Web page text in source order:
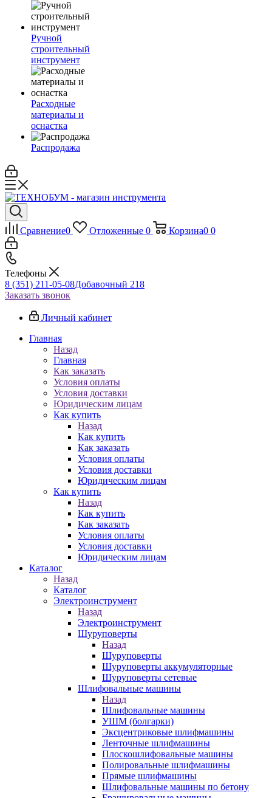
Ручной
строительный
инструмент
Расходные
материалы и
оснастка
Распродажа
Сравнение0 Отложенные 0 Корзина0 0
Телефоны
8 (351) 211-05-08Добавочный 218
Заказать звонок
Личный кабинет
Главная
Назад
Главная
Как заказать
Условия оплаты
Условия доставки
Юридическим лицам
Как купить
Назад
Как купить
Как заказать
Условия оплаты
Условия доставки
Юридическим лицам
Как купить
Назад
Как купить
Как заказать
Условия оплаты
Условия доставки
Юридическим лицам
Каталог
Назад
Каталог
Электроинструмент
Назад
Электроинструмент
Шуруповерты
Назад
Шуруповерты
Шуруповерты аккумуляторные
Шуруповерты сетевые
Шлифовальные машины
Назад
Шлифовальные машины
УШМ (болгарки)
Эксцентриковые шлифмашины
Ленточные шлифмашины
Плоскошлифовальные машины
Полировальные шлифмашины
Прямые шлифмашины
Шлифовальные машины по бетону